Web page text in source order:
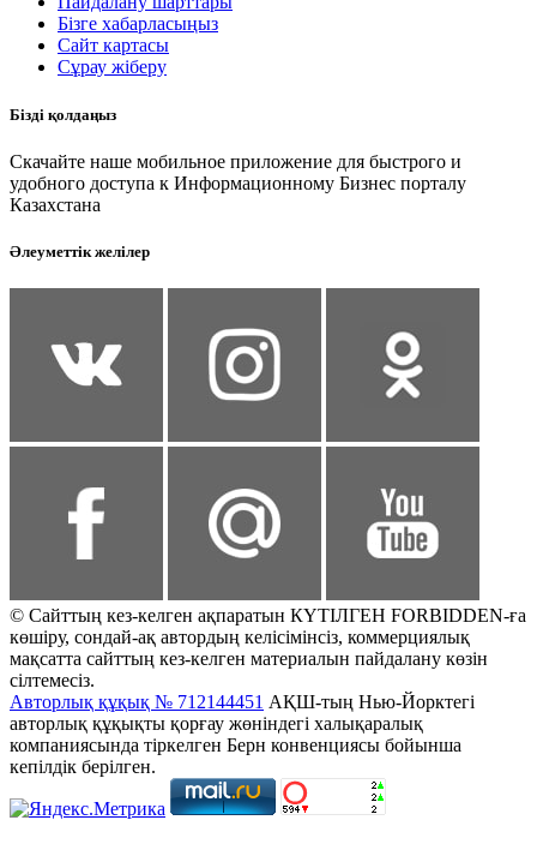
Бізге хабарласыңыз
Сайт картасы
Сұрау жіберу
Бізді қолдаңыз
Скачайте наше мобильное приложение для быстрого и
удобного доступа к Информационному Бизнес порталу
Казахстана
Әлеуметтік желілер
© Сайттың кез-келген ақпаратын КҮТІЛГЕН FORBIDDEN-ға
көшіру, сондай-ақ автордың келісімінсіз, коммерциялық
мақсатта сайттың кез-келген материалын пайдалану көзін
сілтемесіз.
Авторлық құқық № 712144451 АҚШ-тың Нью-Йорктегі
авторлық құқықты қорғау жөніндегі халықаралық
компаниясында тіркелген Берн конвенциясы бойынша
кепілдік берілген.